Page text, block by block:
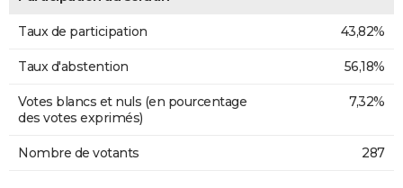
Taux de participation 43,82%
Taux d'abstention 56,18%
Votes blancs et nuls (en pourcentage
des votes exprimés)
7,32%
Nombre de votants 287